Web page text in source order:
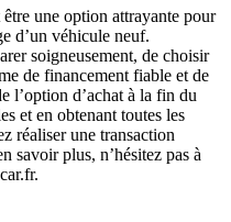
une option attrayante pour
d’un véhicule neuf.
soigneusement, de choisir
de financement fiable et de
l’option d’achat à la fin du
et en obtenant toutes les
réaliser une transaction
savoir plus, n’hésitez pas à